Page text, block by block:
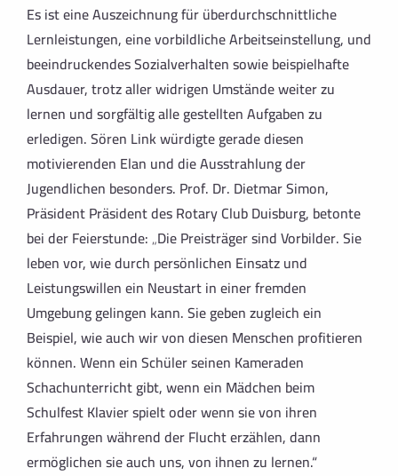
Es ist eine Auszeichnung für überdurchschnittliche
Lernleistungen, eine vorbildliche Arbeitseinstellung, und
beeindruckendes Sozialverhalten sowie beispielhafte
Ausdauer, trotz aller widrigen Umstände weiter zu
lernen und sorgfältig alle gestellten Aufgaben zu
erledigen. Sören Link würdigte gerade diesen
motivierenden Elan und die Ausstrahlung der
Jugendlichen besonders. Prof. Dr. Dietmar Simon,
Präsident Präsident des Rotary Club Duisburg, betonte
bei der Feierstunde: „Die Preisträger sind Vorbilder. Sie
leben vor, wie durch persönlichen Einsatz und
Leistungswillen ein Neustart in einer fremden
Umgebung gelingen kann. Sie geben zugleich ein
Beispiel, wie auch wir von diesen Menschen profitieren
können. Wenn ein Schüler seinen Kameraden
Schachunterricht gibt, wenn ein Mädchen beim
Schulfest Klavier spielt oder wenn sie von ihren
Erfahrungen während der Flucht erzählen, dann
ermöglichen sie auch uns, von ihnen zu lernen.“